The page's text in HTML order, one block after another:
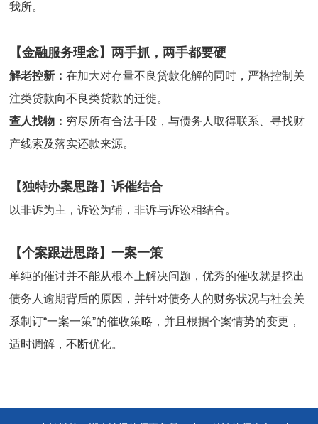
我所。
【金融服务理念】两手抓，两手都要硬
解老控新：在加大对存量不良贷款化解的同时，严格控制关
注类贷款向不良类贷款的迁徙。
查人找物： 穷尽所有合法手段，与债务人取得联系、寻找财
产线索及落实还款来源。
【独特办案思路】诉催结合
以非诉为主，诉讼为辅，非诉与诉讼相结合。
【个案跟进思路】一案一策
单纯的催讨并不能从根本上解决问题，优秀的催收就是挖出
债务人逾期背后的原因，并针对债务人的财务状况与社会关
系制订“一案一策”的催收策略，并且根据个案情势的变更，
适时调解，不断优化。